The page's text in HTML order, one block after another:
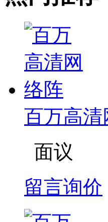
百万高清
面议
留言询价